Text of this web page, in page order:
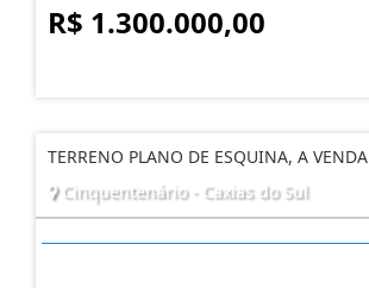
R$ 1.300.000,00
TERRENO PLANO DE ESQUINA, A VENDA
Cinquentenário - Caxias do Sul